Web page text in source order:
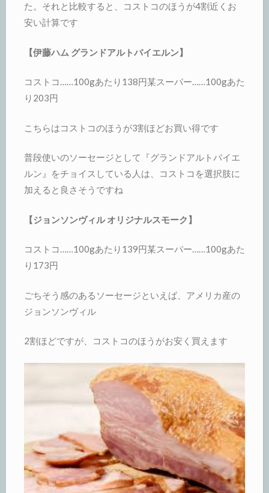
た。それと比較すると、コストコのほうが4割近くお
安い計算です
【伊藤ハム グランドアルトバイエルン】
コストコ……100gあたり138円某スーパー……100gあた
り203円
こちらはコストコのほうが3割ほどお買い得です
普段使いのソーセージとして『グランドアルトバイエ
ルン』をチョイスしている人は、コストコを選択肢に
加えると良さそうですね
【ジョンソンヴィル オリジナルスモーク】
コストコ……100gあたり139円某スーパー……100gあた
り173円
ごちそう感のあるソーセージといえば、アメリカ産の
ジョンソンヴィル
2割ほどですが、コストコのほうがお安く買えます